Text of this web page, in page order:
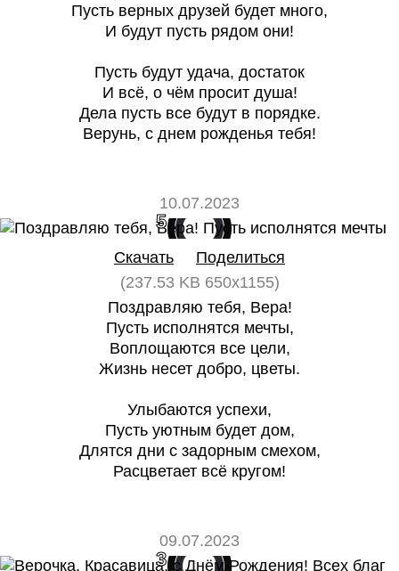
Пусть верных друзей будет много,
И будут пусть рядом они!
Пусть будут удача, достаток
И всё, о чём просит душа!
Дела пусть все будут в порядке.
Верунь, с днем рожденья тебя!
10.07.2023
5 0
Скачать
Поделиться
(237.53 KB 650x1155)
Поздравляю тебя, Вера!
Пусть исполнятся мечты,
Воплощаются все цели,
Жизнь несет добро, цветы.
Улыбаются успехи,
Пусть уютным будет дом,
Длятся дни с задорным смехом,
Расцветает всё кругом!
09.07.2023
3 0